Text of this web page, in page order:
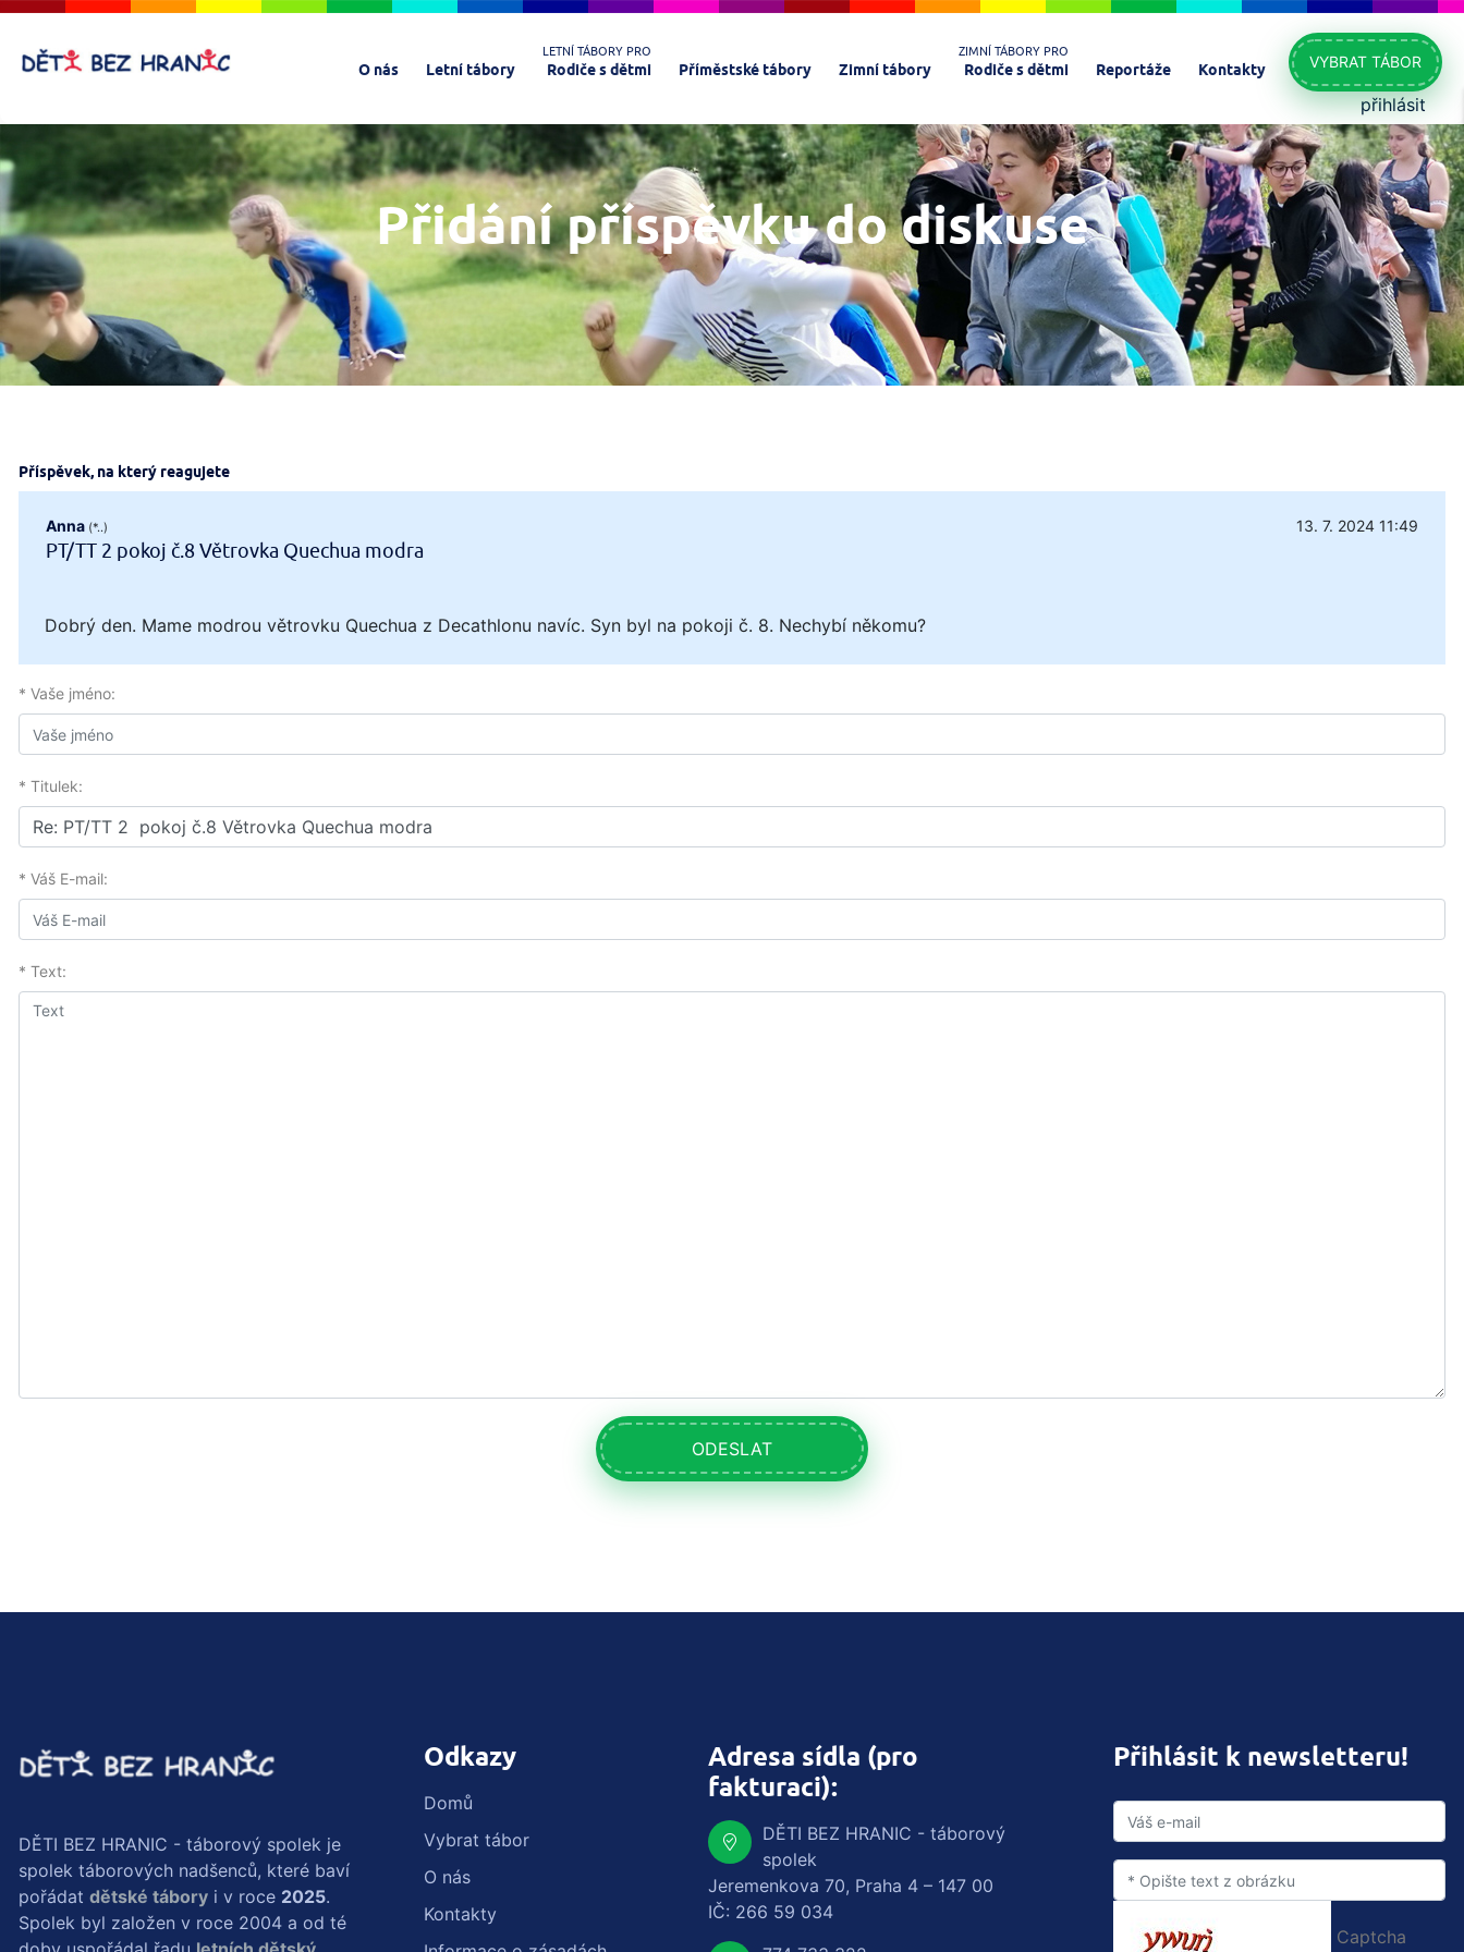
O nás Letní tábory
LETNÍ TÁBORY PRO
Rodiče s dětmi Příměstské tábory Zimní tábory
ZIMNÍ TÁBORY PRO
Rodiče s dětmi Reportáže Kontakty VYBRAT TÁBOR
přihlásit
Přidání příspěvku do diskuse
Příspěvek, na který reagujete
Anna (*..) 13. 7. 2024 11:49
PT/TT 2 pokoj č.8 Větrovka Quechua modra
Dobrý den. Mame modrou větrovku Quechua z Decathlonu navíc. Syn byl na pokoji č. 8. Nechybí někomu?
* Vaše jméno:
* Titulek:
* Váš E-mail:
* Text:
ODESLAT
DĚTI BEZ HRANIC - táborový spolek je
spolek táborových nadšenců, které baví
pořádat dětské tábory i v roce 2025.
Spolek byl založen v roce 2004 a od té
Odkazy
Domů
Vybrat tábor
O nás
Kontakty
Adresa sídla (pro
fakturaci):
DĚTI BEZ HRANIC - táborový
spolek
Jeremenkova 70, Praha 4 – 147 00
IČ: 266 59 034
Přihlásit k newsletteru!
Captcha